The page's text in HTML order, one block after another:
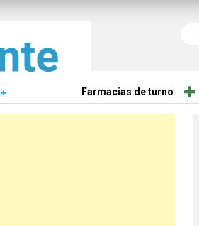
+ Farmacias de turno